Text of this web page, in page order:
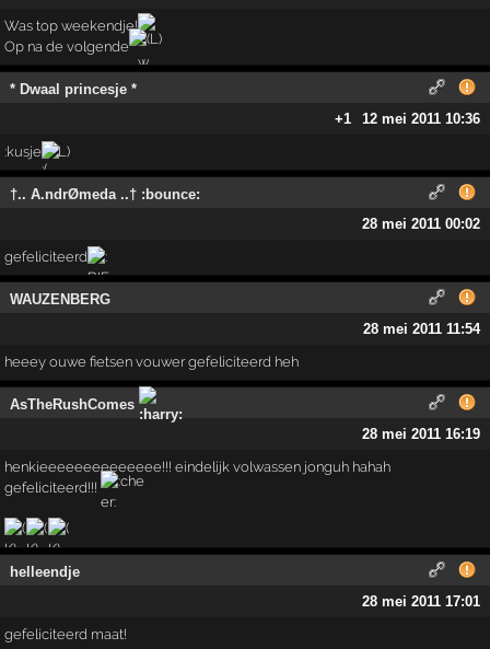
Was top weekendje!
Op na de volgende
* Dwaal princesje *
+1
12 mei 2011 10:36
:kusje L)
†.. A.ndrØmeda ..† :bounce:
28 mei 2011 00:02
gefeliciteerd
WAUZENBERG
28 mei 2011 11:54
heeey ouwe fietsen vouwer gefeliciteerd heh
AsTheRushComes
28 mei 2011 16:19
henkieeeeeeeeeeeeee!!! eindelijk volwassen jonguh hahah
gefeliciteerd!!!
helleendje
28 mei 2011 17:01
gefeliciteerd maat!